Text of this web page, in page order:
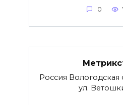
0
Россия Вологодская
ул.